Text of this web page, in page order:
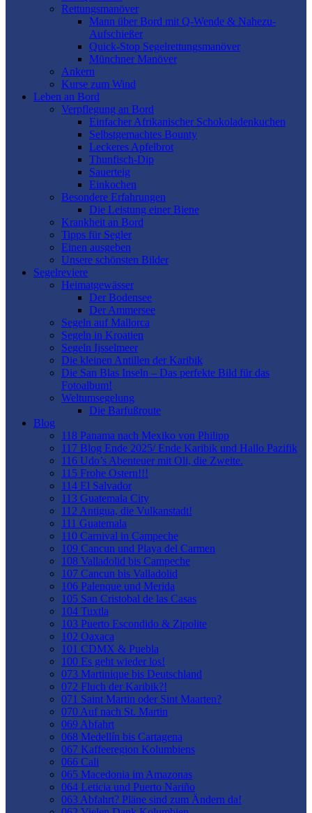
Rettungsmanöver
Mann über Bord mit Q-Wende & Nahezu-
Aufschießer
Quick-Stop Segelrettungsmanöver
Münchner Manöver
Ankern
Kurse zum Wind
Leben an Bord
Verpflegung an Bord
Einfacher Afrikanischer Schokoladenkuchen
Selbstgemachtes Bounty
Leckeres Apfelbrot
Thunfisch-Dip
Sauerteig
Einkochen
Besondere Erfahrungen
Die Leistung einer Biene
Krankheit an Bord
Tipps für Segler
Einen ausgeben
Unsere schönsten Bilder
Segelreviere
Heimatgewässer
Der Bodensee
Der Ammersee
Segeln auf Mallorca
Segeln in Kroatien
Segeln Ijsselmeer
Die kleinen Antillen der Karibik
Die San Blas Inseln – Das perfekte Bild für das
Fotoalbum!
Weltumsegelung
Die Barfußroute
Blog
118 Panama nach Mexiko von Philipp
117 Blog Ende 2025/ Ende Karibik und Hallo Pazifik
116 Udo’s Abenteuer mit Oli, die Zweite.
115 Frohe Ostern!!!
114 El Salvador
113 Guatemala City
112 Antigua, die Vulkanstadt!
111 Guatemala
110 Carnival in Campeche
109 Cancun und Playa del Carmen
108 Valladolid bis Campeche
107 Cancun bis Valladolid
106 Palenque und Merida
105 San Cristobal de las Casas
104 Tuxtla
103 Puerto Escondido & Zipolite
102 Oaxaca
101 CDMX & Puebla
100 Es geht wieder los!
073 Martinique bis Deutschland
072 Fluch der Karibik?!
071 Saint Martin oder Sint Maarten?
070 Auf nach St. Martin
069 Abfahrt
068 Medellín bis Cartagena
067 Kaffeeregion Kolumbiens
066 Cali
065 Macedonia im Amazonas
064 Leticia und Puerto Nariño
063 Abfahrt? Pläne sind zum Ändern da!